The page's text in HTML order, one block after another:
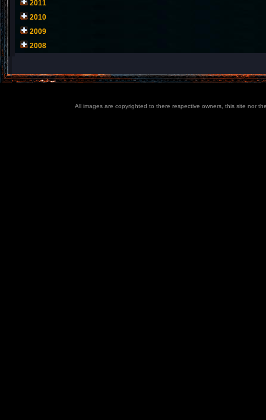
2011
2010
2009
2008
All images are copyrighted to there respective owners, this site nor